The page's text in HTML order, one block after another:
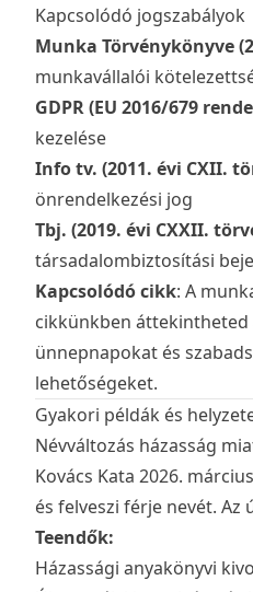
Kapcsolódó jogszabályok
Munka Törvénykönyve
munkavállalói
GDPR (EU 2016/679
kezelése
Info tv. (2011. évi CXII.
önrendelkezési jog
Tbj. (2019. évi CXXII.
társadalombiztosítási
Kapcsolódó cikk: A
cikkünkben áttekintheted
ünnepnapokat és
lehetőségeket.
Gyakori példák és
Névváltozás házasság
Kovács Kata 2026.
és felveszi férje nevét. Az
Teendők:
Házassági anyakönyvi